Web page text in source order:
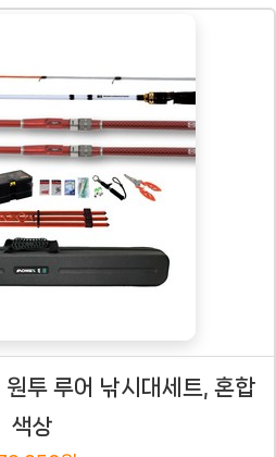
투 루어 낚시대세트, 혼합
색상